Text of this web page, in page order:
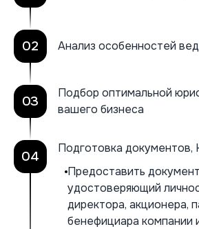
02 Анализ особенностей
03
Подбор оптимальной
вашего бизнеса
04
Подготовка документов,
Предоставить
удостоверяющий
директора, акционера,
бенефициара компании